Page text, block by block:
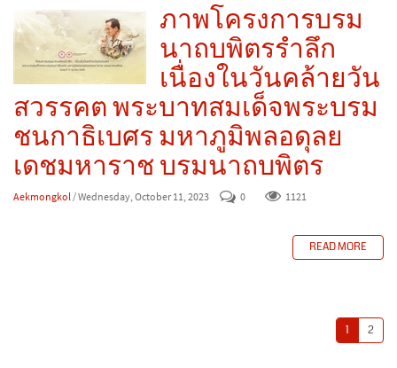
ภาพโครงการบรม
นาถบพิตรรำลึก
เนื่องในวันคล้ายวัน
สวรรคต พระบาทสมเด็จพระบรม
ชนกาธิเบศร มหาภูมิพลอดุลย
เดชมหาราช บรมนาถบพิตร
Aekmongkol/ Wednesday, October 11, 2023 0 1121
READ MORE
1 2